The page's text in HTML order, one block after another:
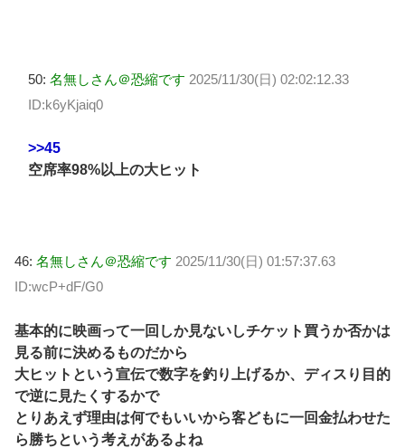
50: 名無しさん＠恐縮です 2025/11/30(日) 02:02:12.33
ID:k6yKjaiq0
>>45
空席率98%以上の大ヒット
46: 名無しさん＠恐縮です 2025/11/30(日) 01:57:37.63
ID:wcP+dF/G0
基本的に映画って一回しか見ないしチケット買うか否かは
見る前に決めるものだから
大ヒットという宣伝で数字を釣り上げるか、ディスり目的
で逆に見たくするかで
とりあえず理由は何でもいいから客どもに一回金払わせた
ら勝ちという考えがあるよね